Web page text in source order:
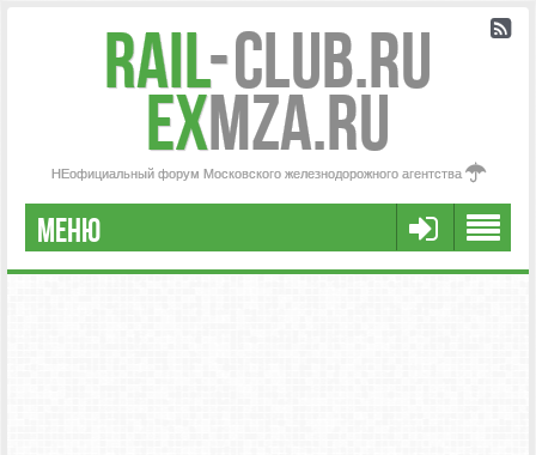
Rail-Club.RU
exMZA.RU
НЕофициальный форум Московского железнодорожного агентства
МЕНЮ
РЕГИСТРАЦИЯ